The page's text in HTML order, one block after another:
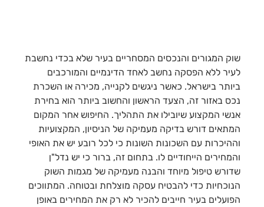
שוק המגורים והנכסים המסחריים בעיר שלא בכדי נחשבת
לעיר ללא הפסקה נחשב לאחד הדינמיים והמורכבים
ביותר בישראל. כאשר ניגשים לקנייה, מכירה או השכרת
נכס באזור זה, הצעד הראשון והחשוב ביותר הוא בחירת
אנשי המקצוע שיובילו את התהליך. החיפוש אחר המקום
המתאים דורש בדיקה מעמיקה של הניסיון, המקצועיות
וההיכרות עם השכונות השונות כי לכל רובע יש את האופי
והמחירים הייחודיים לו. בתחום זה, ברור כי יש נדל"ן
שדורש טיפול מיוחד והבנה מעמיקה של מגמות השוק
הנוכחיות כדי להבטיח עסקה מוצלחת ובטוחה. המתווכים
הפועלים בעיר חייבים להכיר לא רק את המחירים באופן